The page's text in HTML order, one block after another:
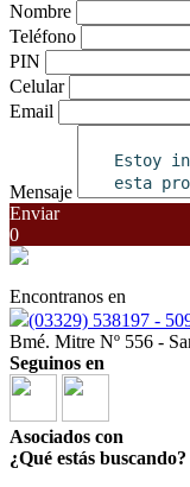
Nombre
Teléfono
PIN
Celular
Email
Mensaje
Enviar
0
Encontranos en
(03329) 538197 -
Bmé. Mitre Nº 556 -
Seguinos en
Asociados con
¿Qué estás buscando?